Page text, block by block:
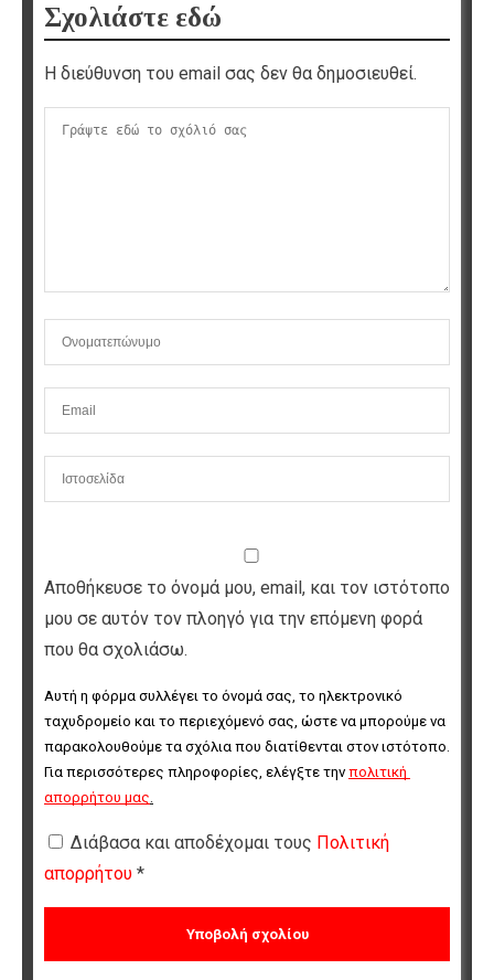
Σχολιάστε εδώ
Η διεύθυνση του email σας δεν θα δημοσιευθεί.
Αποθήκευσε το όνομά μου, email, και τον ιστότοπο
μου σε αυτόν τον πλοηγό για την επόμενη φορά
που θα σχολιάσω.
Αυτή η φόρμα συλλέγει το όνομά σας, το ηλεκτρονικό
ταχυδρομείο και το περιεχόμενό σας, ώστε να μπορούμε να
παρακολουθούμε τα σχόλια που διατίθενται στον ιστότοπο.
Για περισσότερες πληροφορίες, ελέγξτε την πολιτική
απορρήτου μας
Διάβασα και αποδέχομαι τους Πολιτική
απορρήτου *